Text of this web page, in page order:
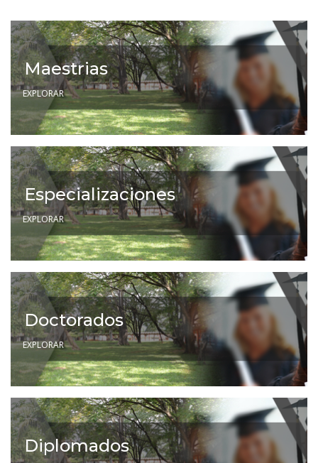
Maestrias
EXPLORAR
Especializaciones
EXPLORAR
Doctorados
EXPLORAR
Diplomados